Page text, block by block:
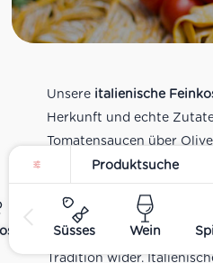
Süsses Wein
Unsere italienische
Herkunft und echte
Tomatensaucen über
Pesto bis zu Balsamico
verschiedenen Regionen
sind Teil unseres realen
und spiegeln italienische
Tradition wider.